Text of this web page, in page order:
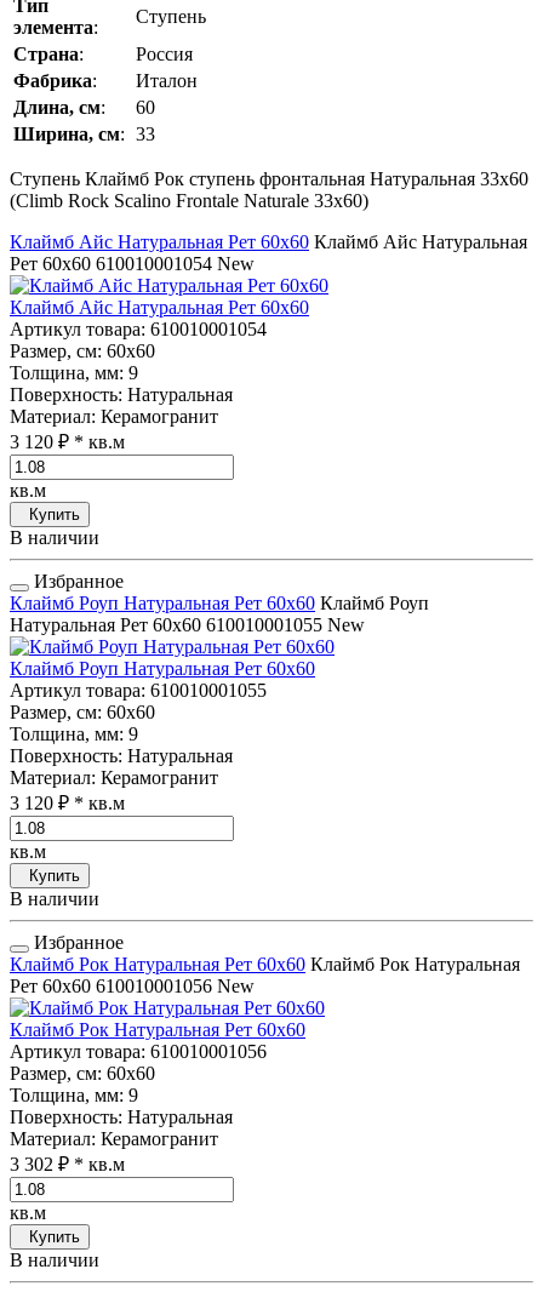
Тип
элемента:
Ступень
Страна:
Россия
Фабрика:
Италон
Длина, см:
60
Ширина, см: 33
Ступень Клаймб Рок ступень фронтальная Натуральная 33x60
(Climb Rock Scalino Frontale Naturale 33x60)
Клаймб Айс Натуральная Рет 60x60 Клаймб Айс Натуральная
Рет 60x60 610010001054 New
Клаймб Айс Натуральная Рет 60x60
Артикул товара: 610010001054
Размер, см: 60x60
Толщина, мм: 9
Поверхность: Натуральная
Материал: Керамогранит
3 120 ₽ * кв.м
кв.м
Купить
В наличии
Избранное
Клаймб Роуп Натуральная Рет 60x60 Клаймб Роуп
Натуральная Рет 60x60 610010001055 New
Клаймб Роуп Натуральная Рет 60x60
Артикул товара: 610010001055
Размер, см: 60x60
Толщина, мм: 9
Поверхность: Натуральная
Материал: Керамогранит
3 120 ₽ * кв.м
кв.м
Купить
В наличии
Избранное
Клаймб Рок Натуральная Рет 60x60 Клаймб Рок Натуральная
Рет 60x60 610010001056 New
Клаймб Рок Натуральная Рет 60x60
Артикул товара: 610010001056
Размер, см: 60x60
Толщина, мм: 9
Поверхность: Натуральная
Материал: Керамогранит
3 302 ₽ * кв.м
кв.м
Купить
В наличии